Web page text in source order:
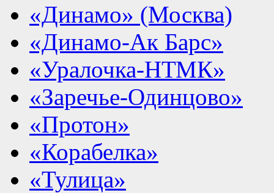
«Динамо» (Москва)
«Динамо-Ак Барс»
«Уралочка-НТМК»
«Заречье-Одинцово»
«Протон»
«Корабелка»
«Тулица»